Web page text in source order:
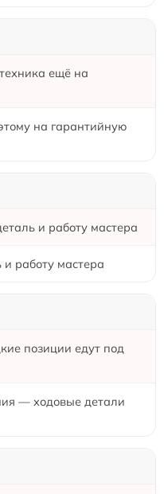
ещё на
на гарантийную
и работу мастера
работу мастера
позиции едут под
— ходовые детали